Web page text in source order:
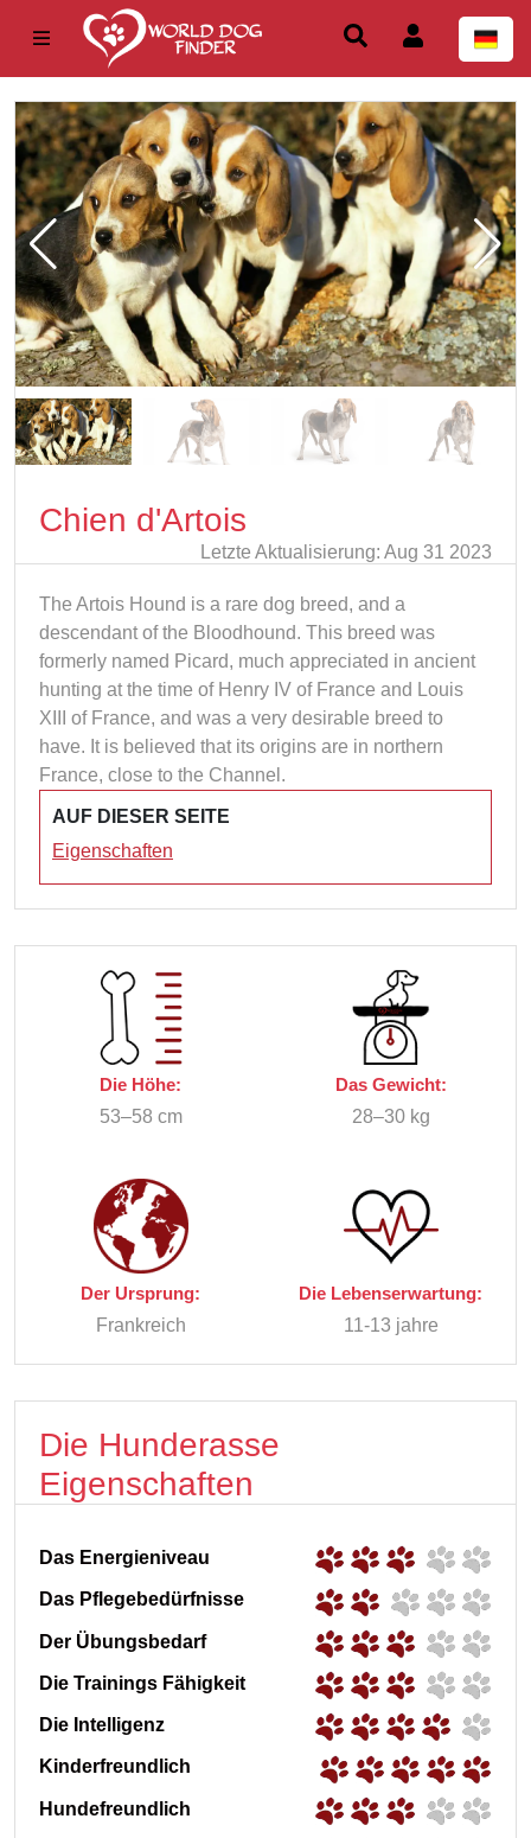
Chien d'Artois
Letzte Aktualisierung: Aug 31 2023
The Artois Hound is a rare dog breed, and a
descendant of the Bloodhound. This breed was
formerly named Picard, much appreciated in ancient
hunting at the time of Henry IV of France and Louis
XIII of France, and was a very desirable breed to
have. It is believed that its origins are in northern
France, close to the Channel.
AUF DIESER SEITE
Eigenschaften
Die Höhe:
53–58 cm
Das Gewicht:
28–30 kg
Der Ursprung:
Frankreich
Die Lebenserwartung:
11-13 jahre
Die Hunderasse
Eigenschaften
Das Energieniveau
Das Pflegebedürfnisse
Der Übungsbedarf
Die Trainings Fähigkeit
Die Intelligenz
Kinderfreundlich
Hundefreundlich